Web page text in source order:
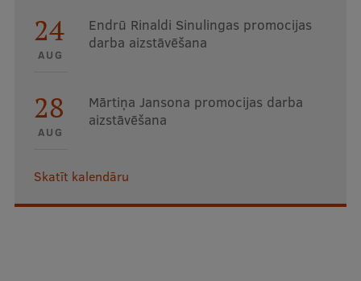
24
AUG
Endrū Rinaldi Sinulingas promocijas
darba aizstāvēšana
28
AUG
Mārtiņa Jansona promocijas darba
aizstāvēšana
Skatīt kalendāru